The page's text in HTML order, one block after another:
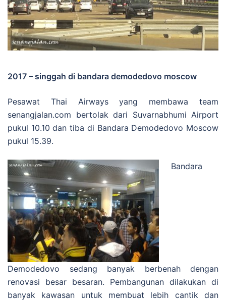
2017 – singgah di bandara demodedovo moscow
Pesawat Thai Airways yang membawa team
senangjalan.com bertolak dari Suvarnabhumi Airport
pukul 10.10 dan tiba di Bandara Demodedovo Moscow
pukul 15.39.
Bandara
Demodedovo sedang banyak berbenah dengan
renovasi besar besaran. Pembangunan dilakukan di
banyak kawasan untuk membuat lebih cantik dan